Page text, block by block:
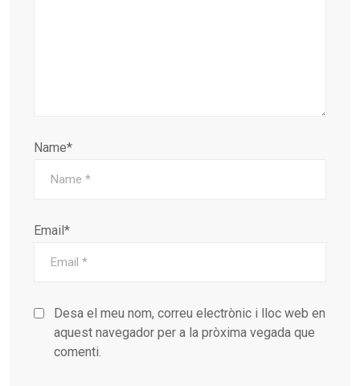
Name*
Email*
Desa el meu nom, correu electrònic i lloc web en
aquest navegador per a la pròxima vegada que
comenti.